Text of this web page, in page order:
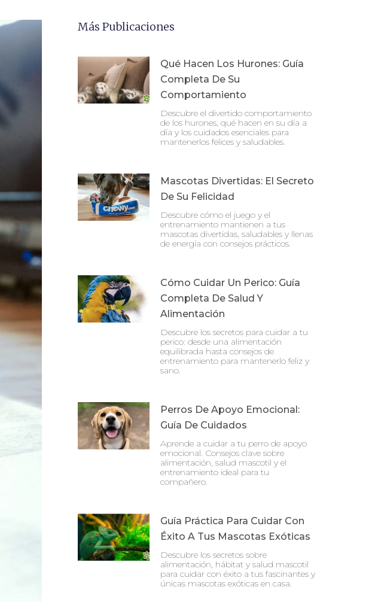
Más Publicaciones
Qué Hacen Los Hurones: Guía
Completa De Su
Comportamiento
Descubre el divertido comportamiento
de los hurones, qué hacen en su día a
día y los cuidados esenciales para
mantenerlos felices y saludables.
Mascotas Divertidas: El Secreto
De Su Felicidad
Descubre cómo el juego y el
entrenamiento mantienen a tus
mascotas divertidas, saludables y llenas
de energía con consejos prácticos.
Cómo Cuidar Un Perico: Guía
Completa De Salud Y
Alimentación
Descubre los secretos para cuidar a tu
perico: desde una alimentación
equilibrada hasta consejos de
entrenamiento para mantenerlo feliz y
sano.
Perros De Apoyo Emocional:
Guía De Cuidados
Aprende a cuidar a tu perro de apoyo
emocional. Consejos clave sobre
alimentación, salud mascotil y el
entrenamiento ideal para tu
compañero.
Guía Práctica Para Cuidar Con
Éxito A Tus Mascotas Exóticas
Descubre los secretos sobre
alimentación, hábitat y salud mascotil
para cuidar con éxito a tus fascinantes y
únicas mascotas exóticas en casa.